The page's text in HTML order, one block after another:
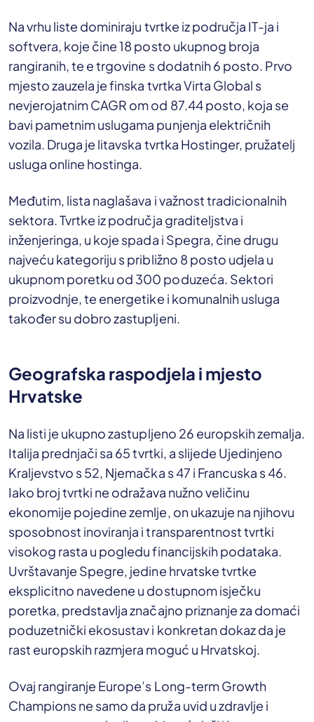
Na vrhu liste dominiraju tvrtke iz područja IT-ja i
softvera, koje čine 18 posto ukupnog broja
rangiranih, te e trgovine s dodatnih 6 posto. Prvo
mjesto zauzela je finska tvrtka Virta Global s
nevjerojatnim CAGR om od 87.44 posto, koja se
bavi pametnim uslugama punjenja električnih
vozila. Druga je litavska tvrtka Hostinger, pružatelj
usluga online hostinga.
Međutim, lista naglašava i važnost tradicionalnih
sektora. Tvrtke iz područja graditeljstva i
inženjeringa, u koje spada i Spegra, čine drugu
najveću kategoriju s približno 8 posto udjela u
ukupnom poretku od 300 poduzeća. Sektori
proizvodnje, te energetike i komunalnih usluga
također su dobro zastupljeni.
Geografska raspodjela i mjesto
Hrvatske
Na listi je ukupno zastupljeno 26 europskih zemalja.
Italija prednjači sa 65 tvrtki, a slijede Ujedinjeno
Kraljevstvo s 52, Njemačka s 47 i Francuska s 46.
Iako broj tvrtki ne odražava nužno veličinu
ekonomije pojedine zemlje, on ukazuje na njihovu
sposobnost inoviranja i transparentnost tvrtki
visokog rasta u pogledu financijskih podataka.
Uvrštavanje Spegre, jedine hrvatske tvrtke
eksplicitno navedene u dostupnom isječku
poretka, predstavlja značajno priznanje za domaći
poduzetnički ekosustav i konkretan dokaz da je
rast europskih razmjera moguć u Hrvatskoj.
Ovaj rangiranje Europe’s Long-term Growth
Champions ne samo da pruža uvid u zdravlje i